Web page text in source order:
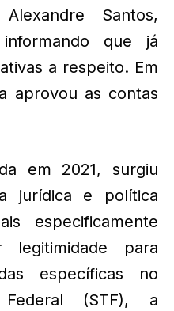
Santos,
que já
a respeito. Em
aprovou as contas
em 2021, surgiu
jurídica e política
especificamente
legitimidade para
específicas no
(STF), a